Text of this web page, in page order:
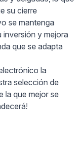
su cierre
se mantenga
y mejora
que se adapta
la
selección de
la que mejor se